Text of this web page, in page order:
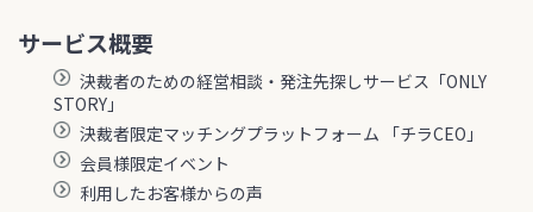
サービス概要
決裁者のための経営相談・発注先探しサービス「ONLY
STORY」
決裁者限定マッチングプラットフォーム 「チラCEO」
会員様限定イベント
利用したお客様からの声